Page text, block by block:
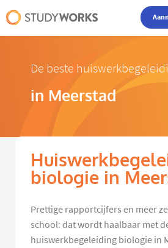
De beste
in Meerstad
biologie in
Prettige rapportcijfers en meer
school: dat wordt haalbaar met
huiswerkbegeleiding biologie in